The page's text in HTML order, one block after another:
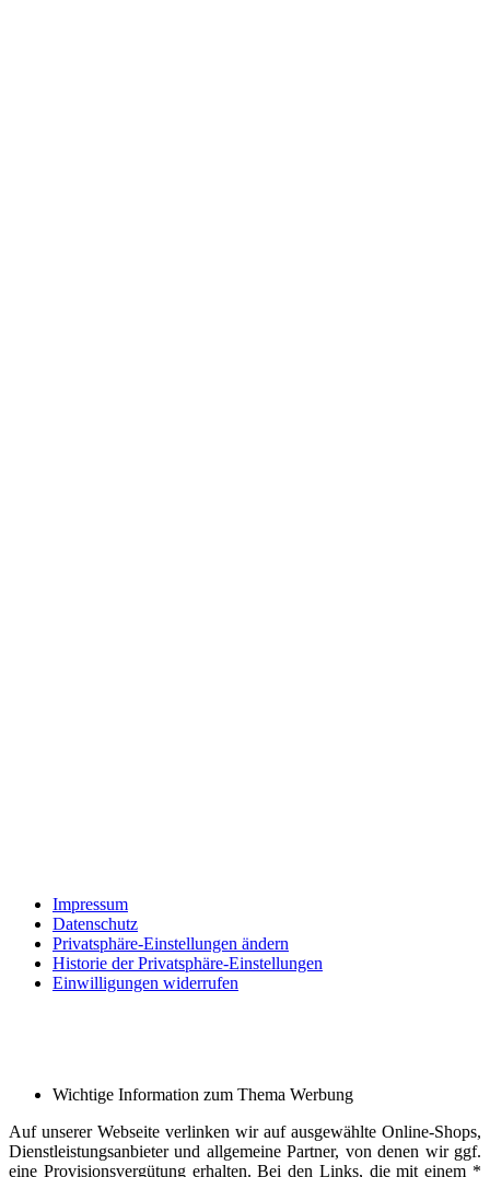
Impressum
Datenschutz
Privatsphäre-Einstellungen ändern
Historie der Privatsphäre-Einstellungen
Einwilligungen widerrufen
Wichtige Information zum Thema Werbung
Auf unserer Webseite verlinken wir auf ausgewählte Online-Shops,
Dienstleistungsanbieter und allgemeine Partner, von denen wir ggf.
eine Provisionsvergütung erhalten. Bei den Links, die mit einem *